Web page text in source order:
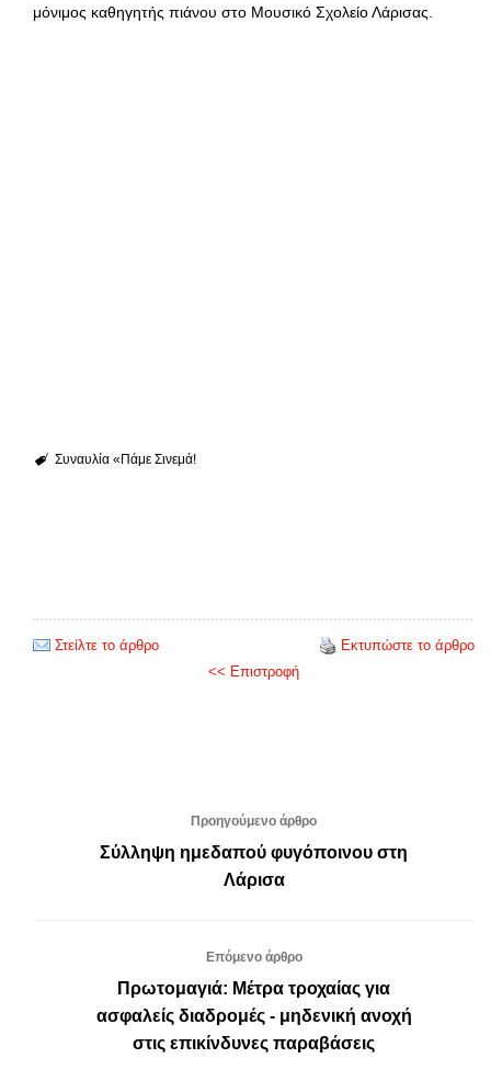
μόνιμος καθηγητής πιάνου στο Μουσικό Σχολείο Λάρισας.
Συναυλία «Πάμε Σινεμά!
Στείλτε το άρθρο
Εκτυπώστε το άρθρο
<< Επιστροφή
Προηγούμενο άρθρο
Σύλληψη ημεδαπού φυγόποινου στη
Λάρισα
Επόμενο άρθρο
Πρωτομαγιά: Μέτρα τροχαίας για
ασφαλείς διαδρομές - μηδενική ανοχή
στις επικίνδυνες παραβάσεις